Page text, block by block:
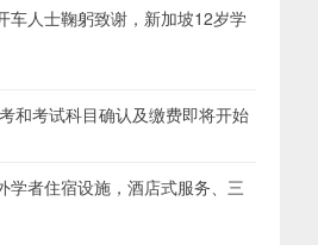
车人士鞠躬致谢，新加坡12岁学
和考试科目确认及缴费即将开始
学者住宿设施，酒店式服务、三